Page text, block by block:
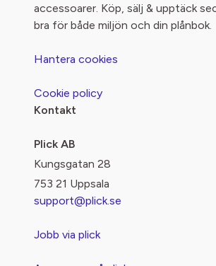
accessoarer. Köp, sälj & upptäck
bra för både miljön och din plånbok.
Hantera cookies
Cookie policy
Kontakt
Plick AB
Kungsgatan 28
753 21 Uppsala
support@plick.se
Jobb via plick